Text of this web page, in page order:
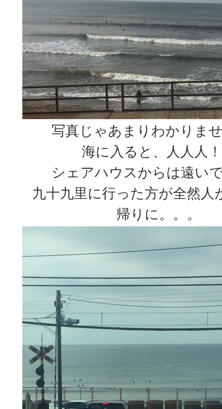
写真じゃあまりわかりま
海に入ると、人人人
シェアハウスからは遠い
九十九里に行った方が全然人
帰りに。。。